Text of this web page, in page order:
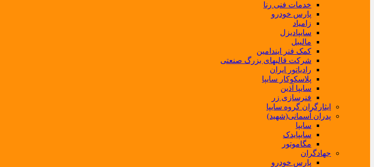
خدمات فنی رنا
پارس خودرو
زامیاد
سایپادیزل
مالیبل
کمک فنر ایندامین
شرکت قالبهای بزرگ صنعتی
رادیاتور ایران
پلاسکوکار سایپا
سایپا آذین
فنرسازی زر
ایثارگران گروه سایپا
پدران آسمانی(شهید)
سایپا
سایپایدک
مگاموتور
جهادگران
پارس خودرو